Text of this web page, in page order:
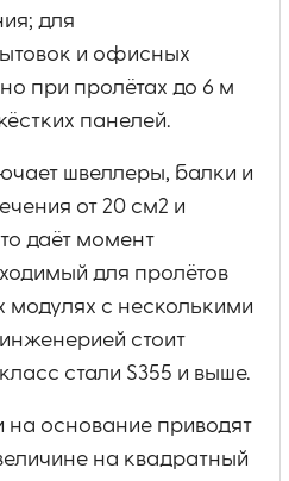
для
и офисных
при пролётах до 6 м
панелей.
швеллеры, балки и
от 20 см2 и
даёт момент
для пролётов
с несколькими
стоит
стали S355 и выше.
на основание приводят
на квадратный